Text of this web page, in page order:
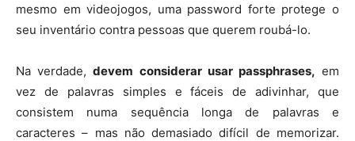
mesmo em videojogos, uma password forte protege o
seu inventário contra pessoas que querem roubá-lo.
Na verdade,devem considerar usar passphrases, em
vez de palavras simples e fáceis de adivinhar, que
consistem numa sequência longa de palavras e
caracteres – mas não demasiado difícil de memorizar.